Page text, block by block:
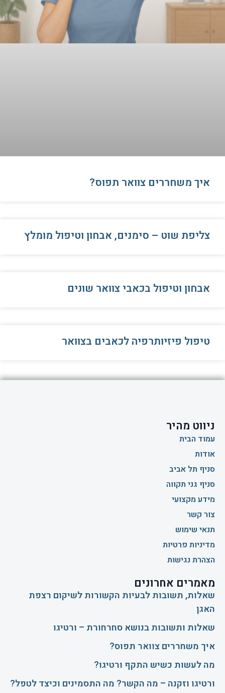
איך משחררים צוואר תפוס?
צליפת שוט – סימנים, אבחון וטיפול מומלץ
אבחון וטיפול בכאבי צוואר שונים
טיפול פיזיותרפיה לכאבים בצוואר
ניווט מהיר
עמוד הבית
אודות
סניף תל אביב
סניף גני תקווה
מידע מקצועי
צור קשר
תנאי שימוש
מדיניות פרטיות
הצהרת נגישות
מאמרים אחרונים
שאלות, תשובות לבעיות הקשורות לשיקום רצפת
האגן
שאלות ותשובות בנושא סחרחורת – ורטיגו
איך משחררים צוואר תפוס?
​מה לעשות כשיש התקף ורטיגו?
ורטיגו וזקנה – מה הקשר? מה התסמינים וכיצד לטפל?